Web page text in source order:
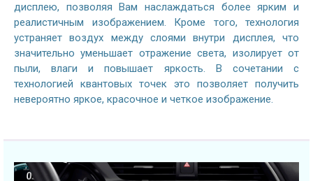
дисплею, позволяя Вам наслаждаться более ярким и
реалистичным изображением. Кроме того, технология
устраняет воздух между слоями внутри дисплея, что
значительно уменьшает отражение света, изолирует от
пыли, влаги и повышает яркость. В сочетании с
технологией квантовых точек это позволяет получить
невероятно яркое, красочное и четкое изображение.